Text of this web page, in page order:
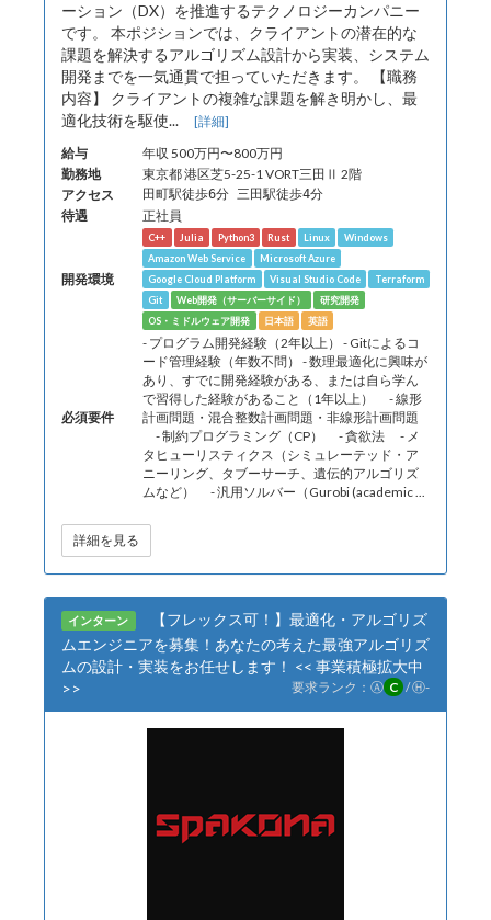
ーション（DX）を推進するテクノロジーカンパニー
です。 本ポジションでは、クライアントの潜在的な
課題を解決するアルゴリズム設計から実装、システム
開発までを一気通貫で担っていただきます。 【職務
内容】 クライアントの複雑な課題を解き明かし、最
適化技術を駆使... [詳細]
給与
年収 500万円〜800万円
勤務地
東京都 港区芝5-25-1 VORT三田Ⅱ 2階
アクセス
田町駅徒歩6分 三田駅徒歩4分
待遇 正社員
開発環境
C++ Julia Python3 Rust Linux
Windows
Amazon Web Service
Microsoft Azure
Google Cloud Platform
Visual Studio Code
Terraform
Git
Web開発（サーバーサイド）
研究開発
OS・ミドルウェア開発
日本語 英語
必須要件
- プログラム開発経験（2年以上） - Gitによるコ
ード管理経験（年数不問） - 数理最適化に興味が
あり、すでに開発経験がある、または自ら学ん
で習得した経験があること（1年以上） - 線形
計画問題・混合整数計画問題・非線形計画問題
- 制約プログラミング（CP） - 貪欲法 - メ
タヒューリスティクス（シミュレーテッド・ア
ニーリング、タブーサーチ、遺伝的アルゴリズ
ムなど） - 汎用ソルバー（Gurobi (academic ...
詳細を見る
インターン
【フレックス可！】最適化・アルゴリズ
ムエンジニアを募集！あなたの考えた最強アルゴリズ
ムの設計・実装をお任せします！ << 事業積極拡大中
>>
要求ランク： Ⓐ C /Ⓗ-